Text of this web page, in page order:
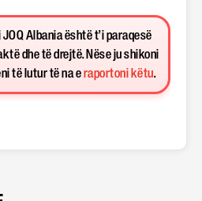
Albania është t’i paraqesë
dhe të drejtë. Nëse ju shikoni
të lutur të na e raportoni këtu.